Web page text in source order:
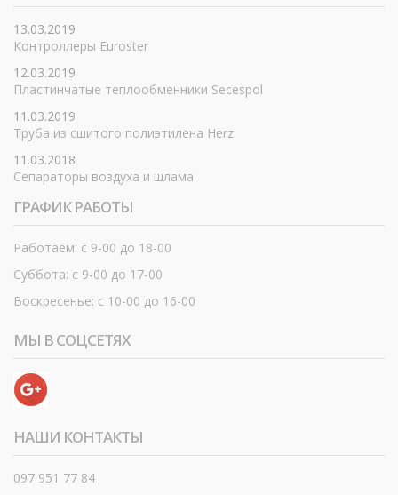
13.03.2019
Контроллеры Euroster
12.03.2019
Пластинчатые теплообменники Secespol
11.03.2019
Труба из сшитого полиэтилена Herz
11.03.2018
Сепараторы воздуха и шлама
ГРАФИК РАБОТЫ
Работаем: с 9-00 до 18-00
Суббота: с 9-00 до 17-00
Воскресенье: с 10-00 до 16-00
МЫ В СОЦСЕТЯХ
НАШИ КОНТАКТЫ
097 951 77 84